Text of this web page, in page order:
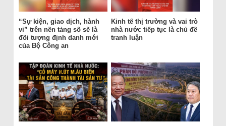
“Sự kiện, giao dịch, hành
vi” trên nền tảng số sẽ là
đối tượng định danh mới
của Bộ Công an
Kinh tế thị trường và vai trò
nhà nước tiếp tục là chủ đề
tranh luận